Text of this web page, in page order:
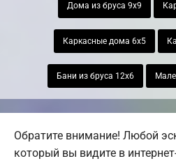
Дома из бруса 9х9
Каркасные дома 6х5
Бани из бруса 12х6
Обратите внимание! Любой
который вы видите в